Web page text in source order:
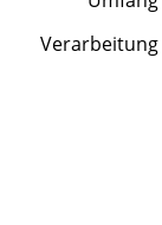
Verarbeitung